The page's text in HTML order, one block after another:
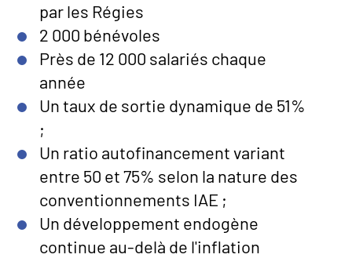
par les Régies
2 000 bénévoles
Près de 12 000 salariés chaque
année
Un taux de sortie dynamique de 51%
;
Un ratio autofinancement variant
entre 50 et 75% selon la nature des
conventionnements IAE ;
Un développement endogène
continue au-delà de l'inflation